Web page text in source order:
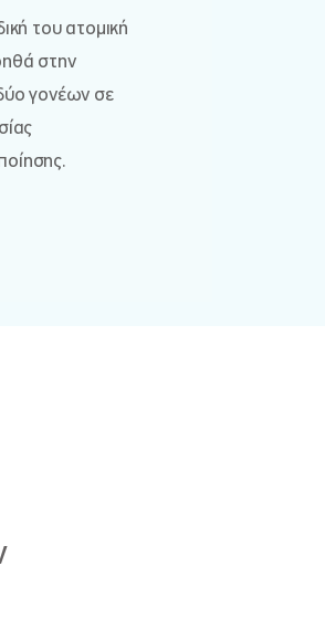
του ατομική
στην
γονέων σε